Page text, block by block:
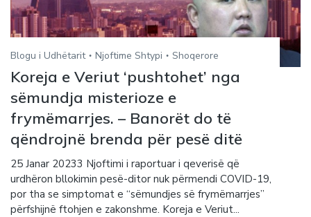
Blogu i Udhëtarit Njoftime Shtypi Shoqerore
Koreja e Veriut ‘pushtohet’ nga
sëmundja misterioze e
frymëmarrjes. – Banorët do të
qëndrojnë brenda për pesë ditë
25 Janar 20233 Njoftimi i raportuar i qeverisë që
urdhëron bllokimin pesë-ditor nuk përmendi COVID-19,
por tha se simptomat e “sëmundjes së frymëmarrjes”
përfshijnë ftohjen e zakonshme. Koreja e Veriut...